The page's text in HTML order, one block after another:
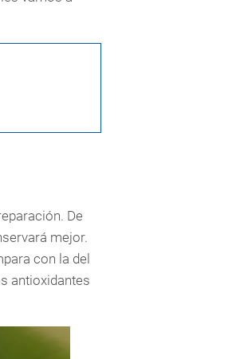
De
mejor.
con la del
antioxidantes